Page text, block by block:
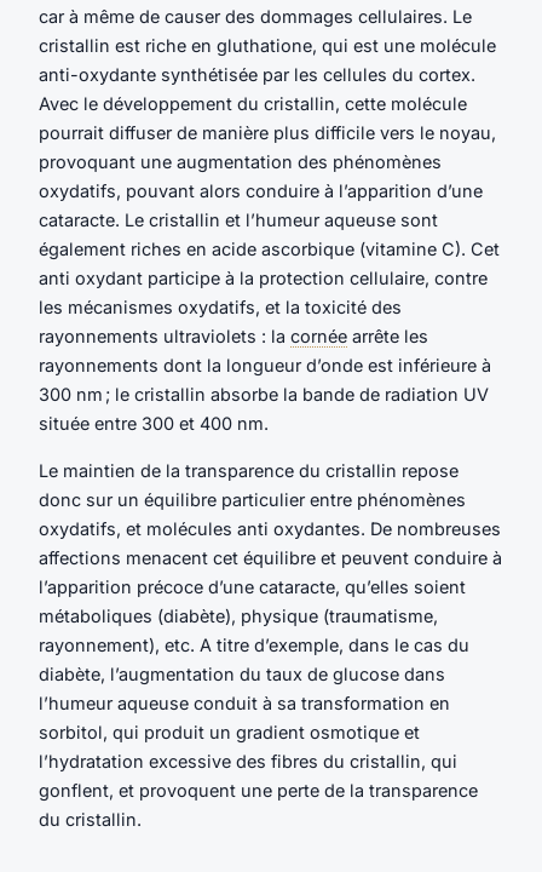
car à même de causer des dommages cellulaires. Le
cristallin est riche en gluthatione, qui est une molécule
anti-oxydante synthétisée par les cellules du cortex.
Avec le développement du cristallin, cette molécule
pourrait diffuser de manière plus difficile vers le noyau,
provoquant une augmentation des phénomènes
oxydatifs, pouvant alors conduire à l’apparition d’une
cataracte. Le cristallin et l’humeur aqueuse sont
également riches en acide ascorbique (vitamine C). Cet
anti oxydant participe à la protection cellulaire, contre
les mécanismes oxydatifs, et la toxicité des
rayonnements ultraviolets : la cornée arrête les
rayonnements dont la longueur d’onde est inférieure à
300 nm ; le cristallin absorbe la bande de radiation UV
située entre 300 et 400 nm.
Le maintien de la transparence du cristallin repose
donc sur un équilibre particulier entre phénomènes
oxydatifs, et molécules anti oxydantes. De nombreuses
affections menacent cet équilibre et peuvent conduire à
l’apparition précoce d’une cataracte, qu’elles soient
métaboliques (diabète), physique (traumatisme,
rayonnement), etc. A titre d’exemple, dans le cas du
diabète, l’augmentation du taux de glucose dans
l’humeur aqueuse conduit à sa transformation en
sorbitol, qui produit un gradient osmotique et
l’hydratation excessive des fibres du cristallin, qui
gonflent, et provoquent une perte de la transparence
du cristallin.